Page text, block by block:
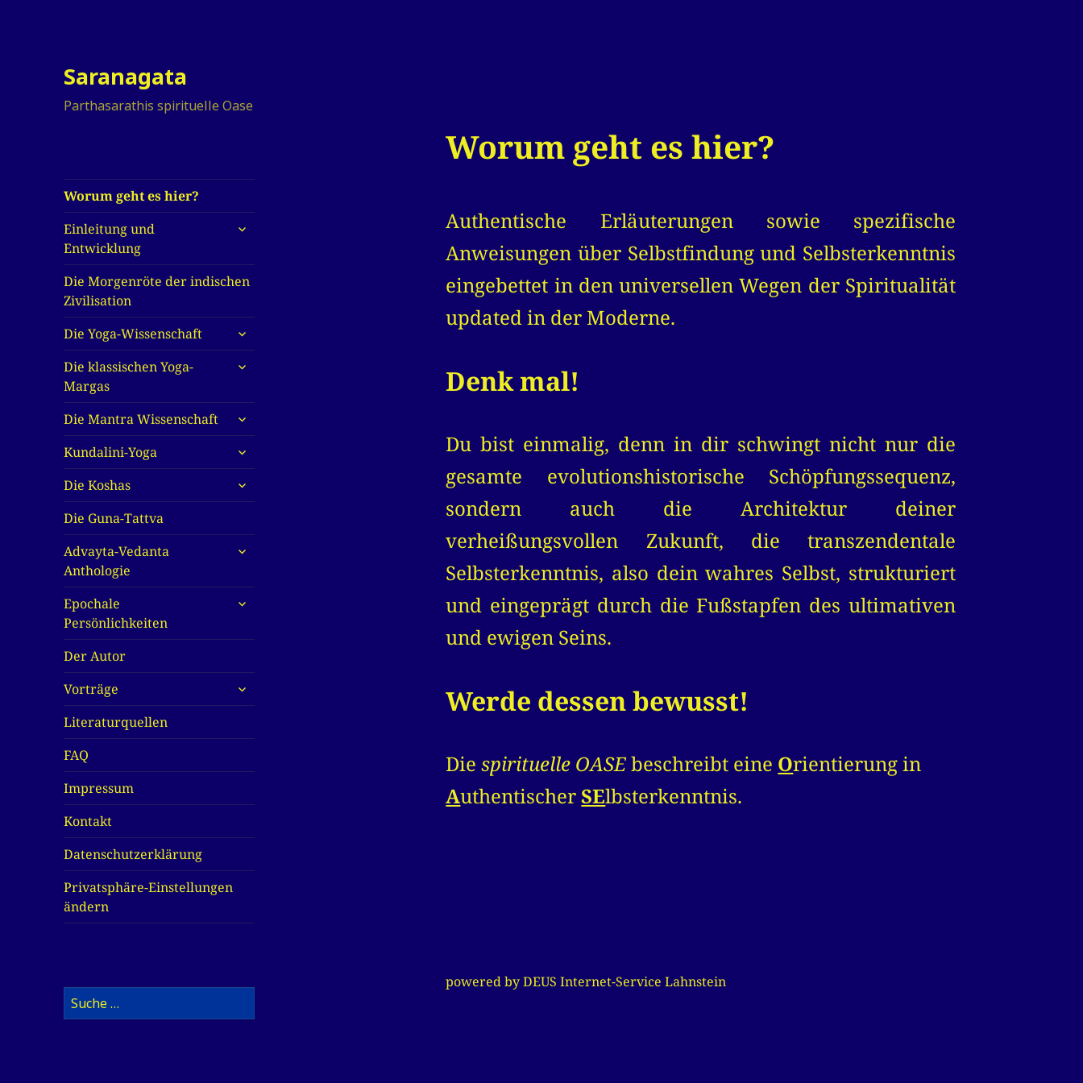
Saranagata
Parthasarathis spirituelle Oase
Worum geht es hier?
Einleitung und
Entwicklung
untermenü
Die Morgenröte der indischen
Zivilisation
Die Yoga-Wissenschaft
untermenü
anzeigen
Die klassischen Yoga-
Margas
untermenü
Die Mantra Wissenschaft
untermenü
anzeigen
Kundalini-Yoga
untermenü
anzeigen
Die Koshas
untermenü
anzeigen
Die Guna-Tattva
Advayta-Vedanta
Anthologie
untermenü
Epochale
Persönlichkeiten
untermenü
Der Autor
Vorträge
untermenü
anzeigen
Literaturquellen
FAQ
Impressum
Kontakt
Datenschutzerklärung
Privatsphäre-Einstellungen
ändern
Suche
nach:
Worum geht es hier?
Authentische Erläuterungen sowie spezifische
Anweisungen über Selbstfindung und Selbsterkenntnis
eingebettet in den universellen Wegen der Spiritualität
updated in der Moderne.
Denk mal!
Du bist einmalig, denn in dir schwingt nicht nur die
gesamte evolutionshistorische Schöpfungssequenz,
sondern auch die Architektur deiner
verheißungsvollen Zukunft, die transzendentale
Selbsterkenntnis, also dein wahres Selbst, strukturiert
und eingeprägt durch die Fußstapfen des ultimativen
und ewigen Seins.
Werde dessen bewusst!
Diespirituelle OASEbeschreibt eine Orientierung in
AuthentischerSElbsterkenntnis.
powered by DEUS Internet-Service Lahnstein